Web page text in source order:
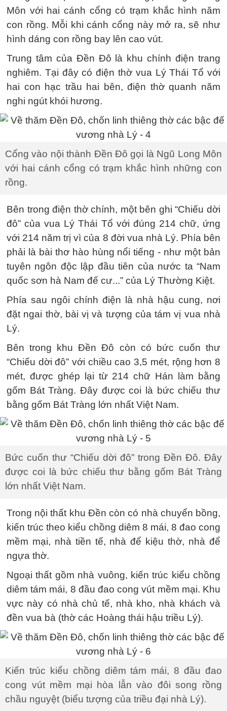
Môn với hai cánh cổng có trạm khắc hình năm
con rồng. Mỗi khi cánh cổng này mở ra, sẽ như
hình dáng con rồng bay lên cao vút.
Trung tâm của Đền Đô là khu chính điện trang
nghiêm. Tại đây có điện thờ vua Lý Thái Tổ với
hai con hạc trầu hai bên, điện thờ quanh năm
nghi ngút khói hương.
Cổng vào nội thành Đền Đô gọi là Ngũ Long Môn
với hai cánh cổng có trạm khắc hình những con
rồng.
Bên trong điện thờ chính, một bên ghi “Chiếu dời
đô” của vua Lý Thái Tổ với đúng 214 chữ, ứng
với 214 năm trị vì của 8 đời vua nhà Lý. Phía bên
phải là bài thơ hào hùng nổi tiếng - như một bản
tuyên ngôn độc lập đầu tiên của nước ta “Nam
quốc sơn hà Nam đế cư...” của Lý Thường Kiệt.
Phía sau ngôi chính điện là nhà hậu cung, nơi
đặt ngai thờ, bài vị và tượng của tám vị vua nhà
Lý.
Bên trong khu Đền Đô còn có bức cuốn thư
“Chiếu dời đô” với chiều cao 3,5 mét, rộng hơn 8
mét, được ghép lại từ 214 chữ Hán làm bằng
gốm Bát Tràng. Đây được coi là bức chiếu thư
bằng gốm Bát Tràng lớn nhất Việt Nam.
Bức cuốn thư “Chiếu dời đô” trong Đền Đô. Đây
được coi là bức chiếu thư bằng gốm Bát Tràng
lớn nhất Việt Nam.
Trong nội thất khu Đền còn có nhà chuyển bồng,
kiến trúc theo kiểu chồng diêm 8 mái, 8 đao cong
mềm mại, nhà tiền tế, nhà để kiệu thờ, nhà để
ngựa thờ.
Ngoại thất gồm nhà vuông, kiến trúc kiểu chồng
diêm tám mái, 8 đầu đao cong vút mềm mại. Khu
vực này có nhà chủ tế, nhà kho, nhà khách và
đền vua bà (thờ các Hoàng thái hậu triều Lý).
Kiến trúc kiểu chồng diêm tám mái, 8 đầu đao
cong vút mềm mại hòa lẫn vào đôi song rồng
chầu nguyệt (biểu tượng của triều đại nhà Lý).